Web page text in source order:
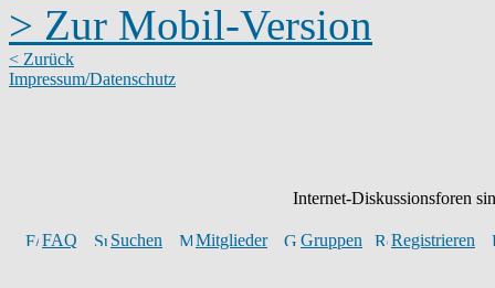
> Zur Mobil-Version
< Zurück
Impressum/Datenschutz
Internet-Diskussionsforen
FAQ Suchen Mitglieder Gruppen Registrieren